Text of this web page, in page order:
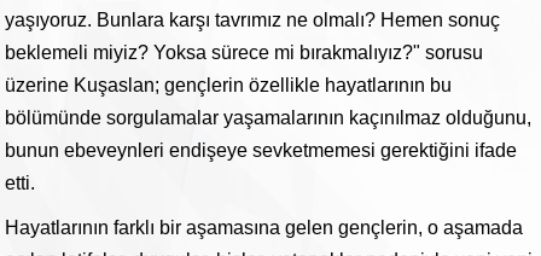
yaşıyoruz. Bunlara karşı tavrımız ne olmalı? Hemen sonuç
beklemeli miyiz? Yoksa sürece mi bırakmalıyız?" sorusu
üzerine Kuşaslan; gençlerin özellikle hayatlarının bu
bölümünde sorgulamalar yaşamalarının kaçınılmaz olduğunu,
bunun ebeveynleri endişeye sevketmemesi gerektiğini ifade
etti.
Hayatlarının farklı bir aşamasına gelen gençlerin, o aşamada